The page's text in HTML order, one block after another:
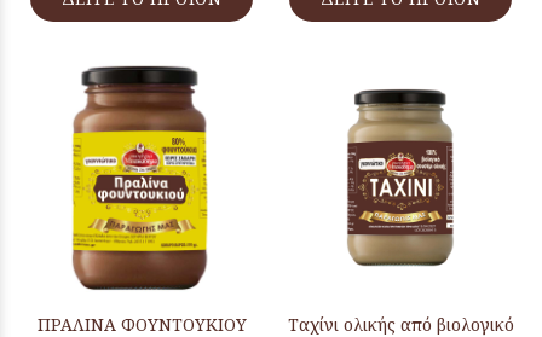
ΠΡΑΛΙΝΑ ΦΟΥΝΤΟΥΚΙΟΥ
Ταχίνι ολικής από βιολογικό